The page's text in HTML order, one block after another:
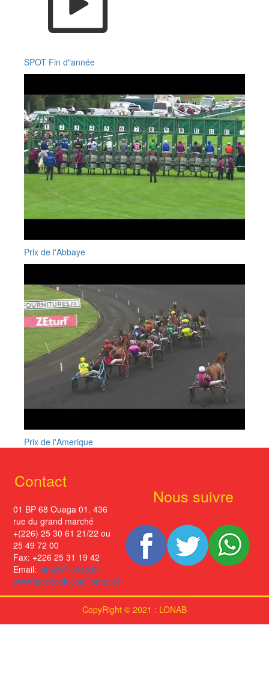
SPOT Fin d"année
Prix de l'Abbaye
Prix de l'Amerique
Contact
01 BP 68 Ouaga 01. 436
rue du grand marché
+(226) 25 30 61 21/22 ou
25 49 72 00
Fax: +226 25 31 19 42
Email: lonab@lonab.bf
www.facebook.com/lonab.bf
Nous suivre
CopyRight © 2021 : LONAB